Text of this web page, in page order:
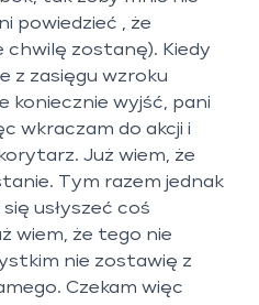
powiedzieć , że
chwilę zostanę). Kiedy
z zasięgu wzroku
koniecznie wyjść, pani
wkraczam do akcji i
Już wiem, że
Tym razem jednak
usłyszeć coś
wiem, że tego nie
nie zostawię z
Czekam więc